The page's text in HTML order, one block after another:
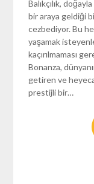
Balıkçılık,
bir araya geldiği
cezbediyor. Bu
yaşamak
kaçırılmaması
Bonanza,
getiren ve
prestijli bir…